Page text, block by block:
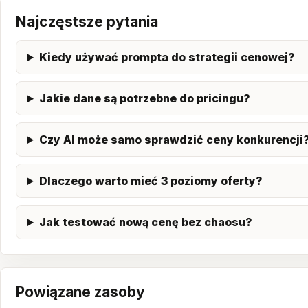
Najczęstsze pytania
Kiedy używać prompta do strategii cenowej?
Jakie dane są potrzebne do pricingu?
Czy AI może samo sprawdzić ceny
Dlaczego warto mieć 3 poziomy oferty?
Jak testować nową cenę bez chaosu?
Powiązane zasoby